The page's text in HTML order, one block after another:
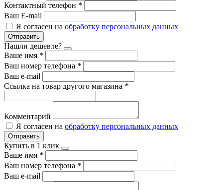
Контактный телефон *
Ваш E-mail
Я согласен на обработку персональных данных
Отправить
Нашли дешевле?
Ваше имя *
Ваш номер телефона *
Ваш e-mail
Ссылка на товар другого магазина *
Комментарий
Я согласен на обработку персональных данных
Отправить
Купить в 1 клик
Ваше имя *
Ваш номер телефона *
Ваш e-mail